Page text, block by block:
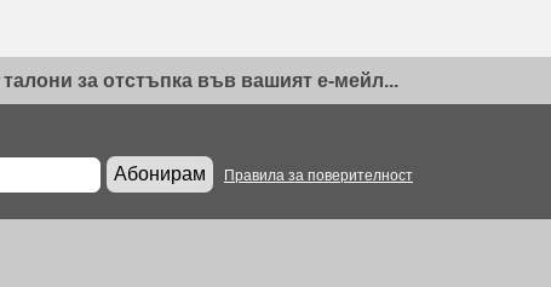
за отстъпка във вашият е-мейл...
Абонирам
Правила за поверителност